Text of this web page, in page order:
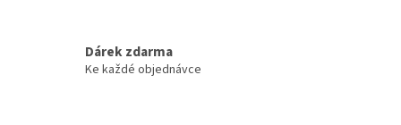
y
Dárek zdarma
Ke každé objednávce